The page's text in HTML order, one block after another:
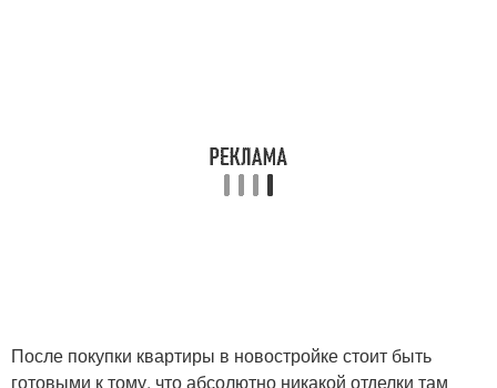
После покупки квартиры в новостройке стоит быть
готовыми к тому, что абсолютно никакой отделки там